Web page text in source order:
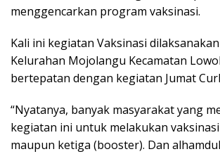
menggencarkan program vaksinasi.
Kali ini kegiatan Vaksinasi
Kelurahan Mojolangu Kecamatan
bertepatan dengan kegiatan Jumat
“Nyatanya, banyak masyarakat yang
kegiatan ini untuk melakukan
maupun ketiga (booster). Dan